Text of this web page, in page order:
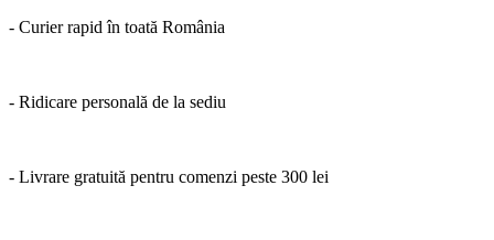
- Curier rapid în toată România
- Ridicare personală de la sediu
- Livrare gratuită pentru comenzi peste 300 lei